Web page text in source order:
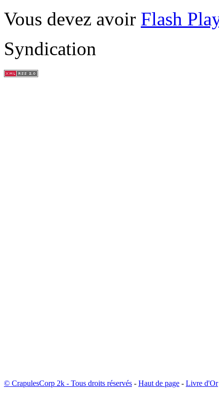
Vous devez avoir Flash
Syndication
© CrapulesCorp 2k - Tous droits réservés - Haut de page - Livre d'Or